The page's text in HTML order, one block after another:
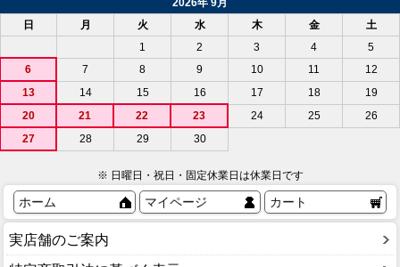
2026年 9月
日
月 火 水 木 金
土
1
2 3 4
5
6
7 8 9 10 11
12
13
14 15 16 17 18
19
20
21 22 23 24 25
26
27
28 29 30
※ 日曜日・祝日・固定休業日は休業日です
ホーム マイページ カート
実店舗のご案内